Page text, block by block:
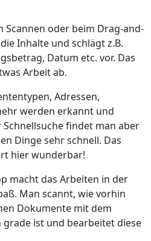
Scannen oder beim Drag-and-
Inhalte und schlägt z.B.
Datum etc. vor. Das
Arbeit ab.
Adressen,
werden erkannt und
findet man aber
Dinge sehr schnell. Das
hier wunderbar!
macht das Arbeiten in der
Man scannt, wie vorhin
Dokumente mit dem
ist und bearbeitet diese